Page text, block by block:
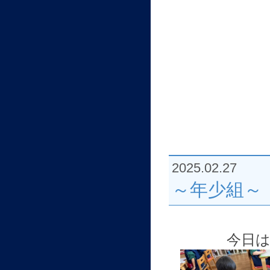
2025.02.27
～年少組～
今日